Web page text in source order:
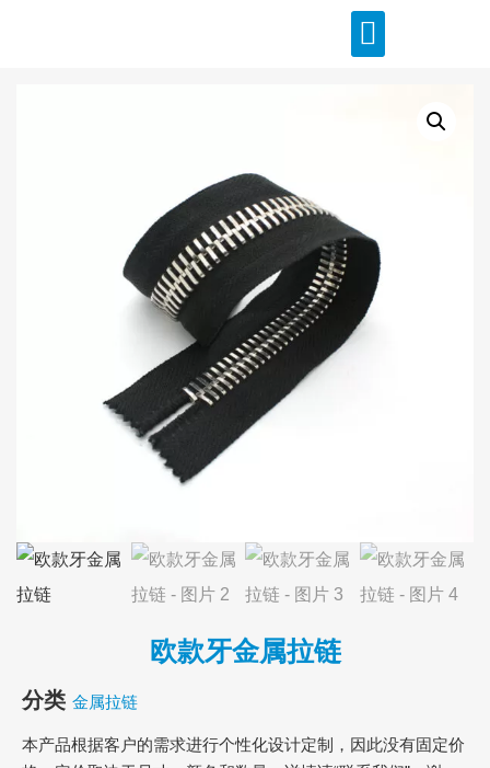
欧款牙金属拉链
分类 金属拉链
本产品根据客户的需求进行个性化设计定制，因此没有固定价